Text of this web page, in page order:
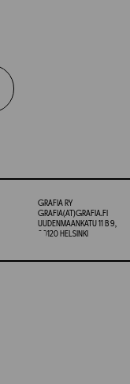
GRAFIA RY
GRAFIA(AT)GRAFIA.FI
UUDENMAANKATU 11 B 9,
00120 HELSINKI